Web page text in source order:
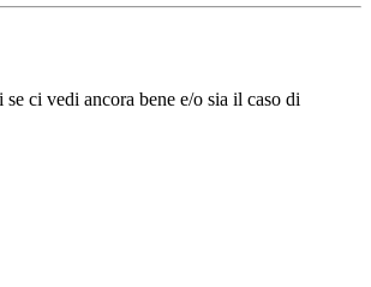
ci vedi ancora bene e/o sia il caso di